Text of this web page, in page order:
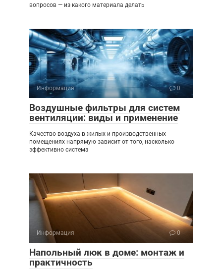
вопросов — из какого материала делать
Информация 0
Воздушные фильтры для систем
вентиляции: виды и применение
Качество воздуха в жилых и производственных
помещениях напрямую зависит от того, насколько
эффективно система
Информация 0
Напольный люк в доме: монтаж и
практичность